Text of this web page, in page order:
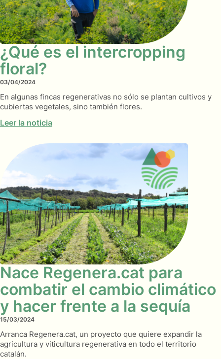
¿Qué es el intercropping
floral?
03/04/2024
En algunas fincas regenerativas no sólo se plantan cultivos y
cubiertas vegetales, sino también flores.
Leer la noticia
Nace Regenera.cat para
combatir el cambio climático
y hacer frente a la sequía
15/03/2024
Arranca Regenera.cat, un proyecto que quiere expandir la
agricultura y viticultura regenerativa en todo el territorio
catalán.